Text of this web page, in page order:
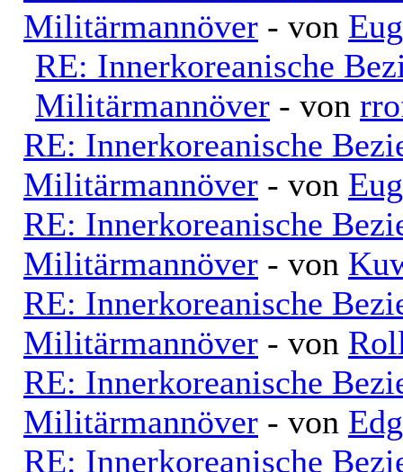
Militärmannöver - von
RE: Innerkoreanische
Militärmannöver - von
RE: Innerkoreanische
Militärmannöver - von
RE: Innerkoreanische
Militärmannöver - von
RE: Innerkoreanische
Militärmannöver - von
RE: Innerkoreanische
Militärmannöver - von
RE: Innerkoreanische